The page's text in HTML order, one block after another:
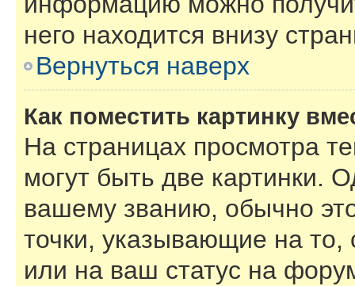
него находится внизу
Вернуться наверх
Как поместить картинку
На страницах просмотра
могут быть две картинки.
вашему званию, обычно
точки, указывающие на то,
или на ваш статус на